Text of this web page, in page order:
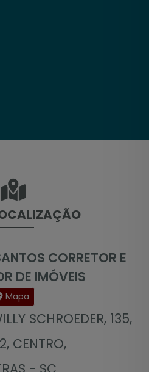
CORRETOR E
DE IMÓVEIS
Mapa
SCHROEDER, 135,
CENTRO,